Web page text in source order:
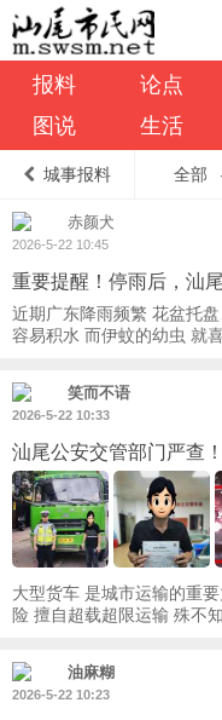
报料 论点
图说
生活
城事报料 全部
赤颜犬
2026-5-22 10:45
重要提醒！停雨后，汕
近期广东降雨频繁 花盆托
容易积水 而伊蚊的幼虫 就喜欢在这些
笑而不语
2026-5-22 10:33
汕尾公安交管部门严查
大型货车 是城市运输的重
险 擅自超载超限运输 殊不
油麻糊
2026-5-22 10:23